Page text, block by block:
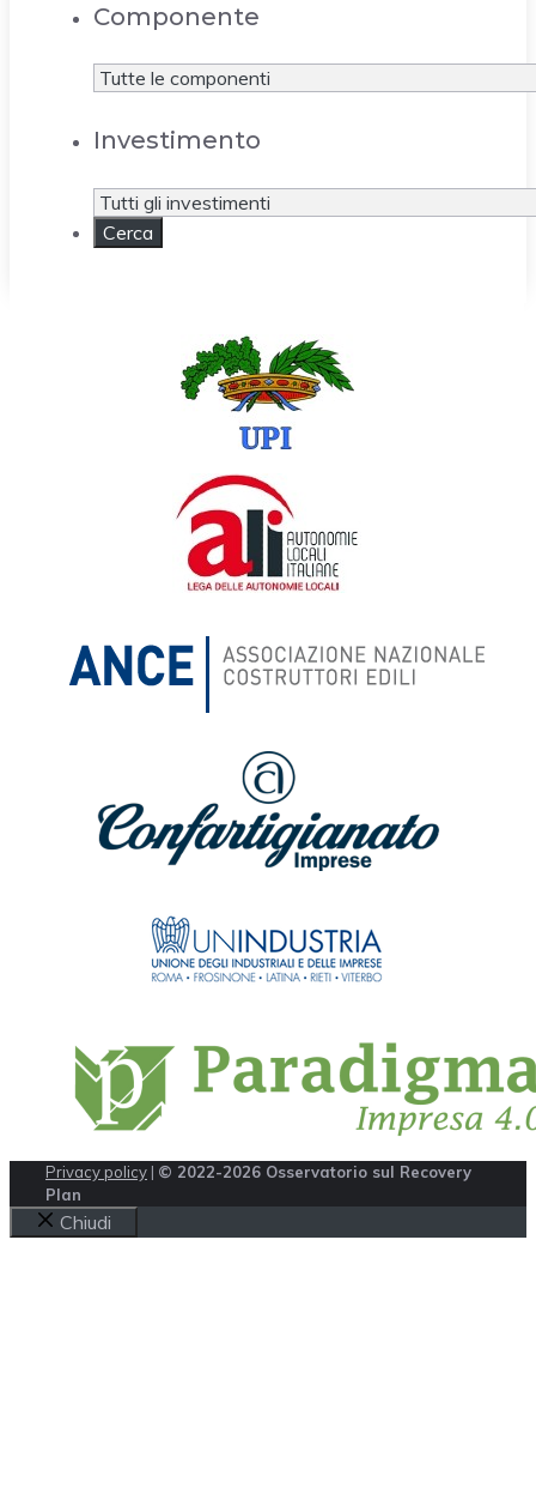
Componente
Investimento
Privacy policy | © 2022-2026 Osservatorio sul Recovery
Plan
Chiudi